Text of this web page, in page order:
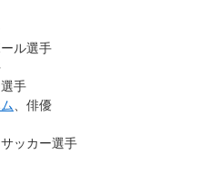
ール選手
選手
、俳優
サッカー選手